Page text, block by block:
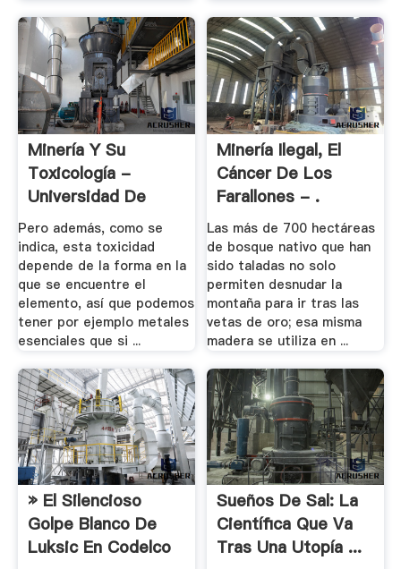
Minería Y Su
Toxicología -
Universidad De
Castilla .
Pero además, como se
indica, esta toxicidad
depende de la forma en la
que se encuentre el
elemento, así que podemos
tener por ejemplo metales
esenciales que si ...
Minería Ilegal, El
Cáncer De Los
Farallones - .
Las más de 700 hectáreas
de bosque nativo que han
sido taladas no solo
permiten desnudar la
montaña para ir tras las
vetas de oro; esa misma
madera se utiliza en ...
» El Silencioso
Golpe Blanco De
Luksic En Codelco
Sueños De Sal: La
Científica Que Va
Tras Una Utopía ...